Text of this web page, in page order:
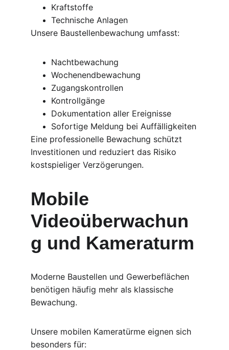
Kraftstoffe
Technische Anlagen
Unsere Baustellenbewachung umfasst:
Nachtbewachung
Wochenendbewachung
Zugangskontrollen
Kontrollgänge
Dokumentation aller Ereignisse
Sofortige Meldung bei Auffälligkeiten
Eine professionelle Bewachung schützt
Investitionen und reduziert das Risiko
kostspieliger Verzögerungen.
Mobile
Videoüberwachun
g und Kameraturm
Moderne Baustellen und Gewerbeflächen
benötigen häufig mehr als klassische
Bewachung.
Unsere mobilen Kameratürme eignen sich
besonders für: